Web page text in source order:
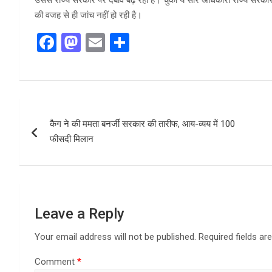
की वजह से ही जांच नहीं हो रही है।
F
ce
o
o
k
M
st
d
o
n
E
ail ar
navigation
कैग ने की ममता बनर्जी सरकार की तारीफ, आय-व्यय में 100
फीसदी मिलान
Leave a Reply
Your email address will not be published. Required fields
Comment *